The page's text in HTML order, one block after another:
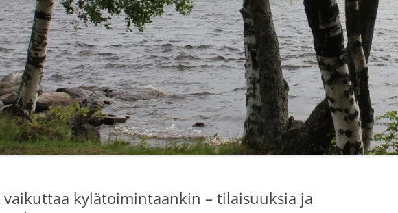
KYLÄTOIMINTA
LINKIT
vaikuttaa kylätoimintaankin – tilaisuuksia ja